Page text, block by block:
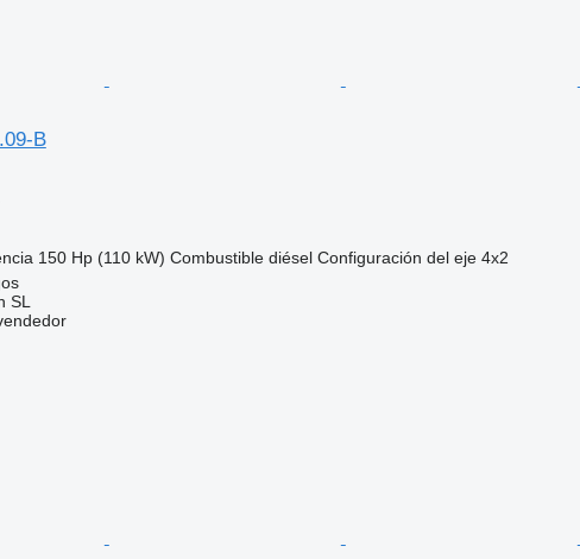
B
150 Hp (110 kW) Combustible diésel Configuración del eje 4x2
SL